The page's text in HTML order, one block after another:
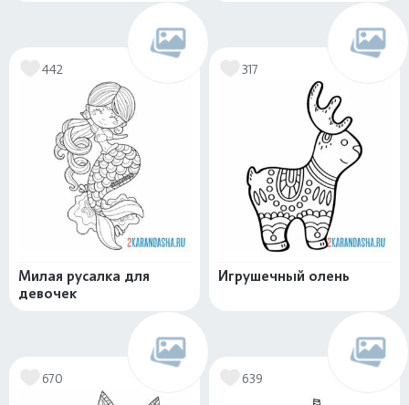
442
Милая русалка для
девочек
317
Игрушечный олень
670 639